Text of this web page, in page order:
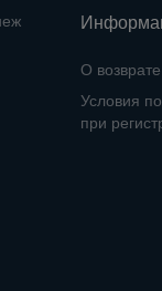
О возврате
Условия
при